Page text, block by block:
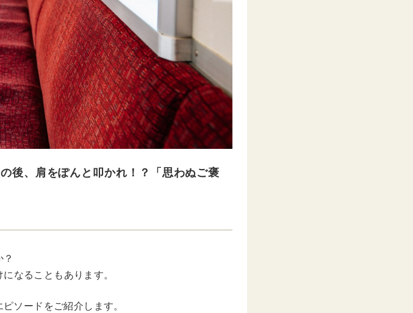
後、肩をぽんと叩かれ！？「思わぬご褒
なることもあります。
ソードをご紹介します。